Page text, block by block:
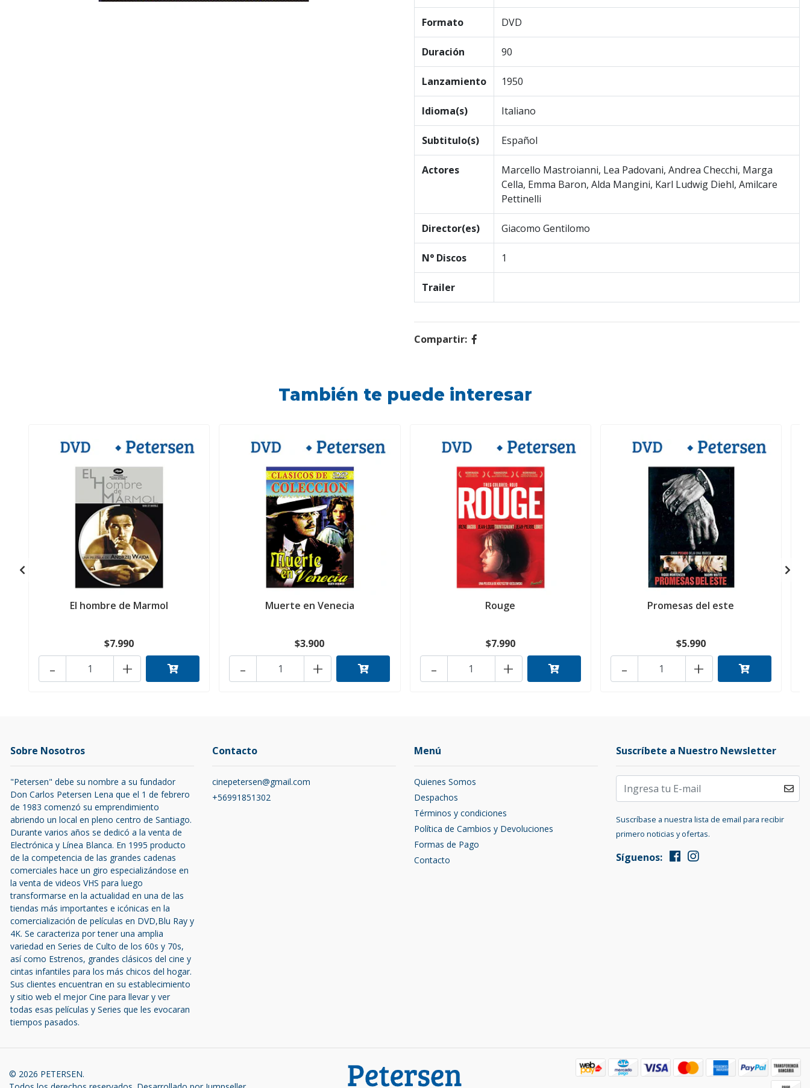
Formato DVD
Duración 90
Lanzamiento 1950
Idioma(s) Italiano
Subtitulo(s) Español
Actores
Marcello Mastroianni, Lea Padovani, Andrea Checchi, Marga
Cella, Emma Baron, Alda Mangini, Karl Ludwig Diehl, Amilcare
Pettinelli
Director(es) Giacomo Gentilomo
N° Discos 1
Trailer
Compartir:
También te puede interesar
El hombre de Marmol
$7.990
+
-
Muerte en Venecia
$3.900
+
-
Rouge
$7.990
+
-
Promesas del este
$5.990
+
-
Sobre Nosotros
"Petersen" debe su nombre a su fundador
Don Carlos Petersen Lena que el 1 de febrero
de 1983 comenzó su emprendimiento
abriendo un local en pleno centro de Santiago.
Durante varios años se dedicó a la venta de
Electrónica y Línea Blanca. En 1995 producto
de la competencia de las grandes cadenas
comerciales hace un giro especializándose en
la venta de videos VHS para luego
transformarse en la actualidad en una de las
tiendas más importantes e icónicas en la
comercialización de películas en DVD,Blu Ray y
4K. Se caracteriza por tener una amplia
variedad en Series de Culto de los 60s y 70s,
así como Estrenos, grandes clásicos del cine y
cintas infantiles para los más chicos del hogar.
Sus clientes encuentran en su establecimiento
y sitio web el mejor Cine para llevar y ver
todas esas películas y Series que les evocaran
tiempos pasados.
Contacto
cinepetersen@gmail.com
+56991851302
Menú
Quienes Somos
Despachos
Términos y condiciones
Política de Cambios y Devoluciones
Formas de Pago
Contacto
Suscríbete a Nuestro Newsletter
Suscríbase a nuestra lista de email para recibir
primero noticias y ofertas.
Síguenos:
© 2026 PETERSEN.